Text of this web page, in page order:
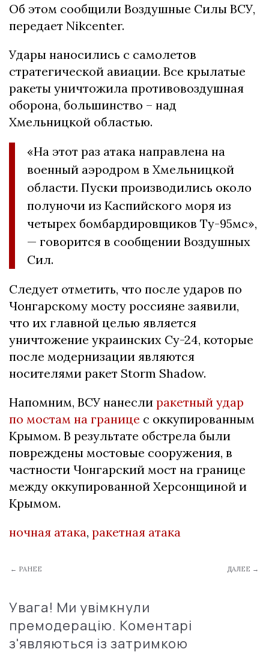
Об этом сообщили Воздушные Силы ВСУ,
передает Nikcenter.
Удары наносились с самолетов
стратегической авиации. Все крылатые
ракеты уничтожила противовоздушная
оборона, большинство – над
Хмельницкой областью.
«На этот раз атака направлена на
военный аэродром в Хмельницкой
области. Пуски производились около
полуночи из Каспийского моря из
четырех бомбардировщиков Ту-95мс»,
— говорится в сообщении Воздушных
Сил.
Следует отметить, что после ударов по
Чонгарскому мосту россияне заявили,
что их главной целью является
уничтожение украинских Су-24, которые
после модернизации являются
носителями ракет Storm Shadow.
Напомним, ВСУ нанесли ракетный удар
по мостам на границе с оккупированным
Крымом. В результате обстрела были
повреждены мостовые сооружения, в
частности Чонгарский мост на границе
между оккупированной Херсонщиной и
Крымом.
ночная атака, ракетная атака
← РАНЕЕ ДАЛЕЕ →
Увага! Ми увімкнули
премодерацію. Коментарі
з'являються із затримкою